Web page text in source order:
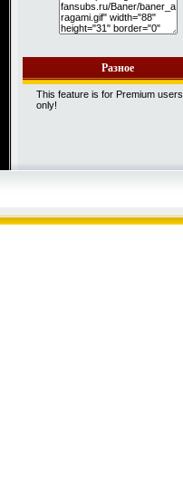
Разное
This feature is for Premium users
only!